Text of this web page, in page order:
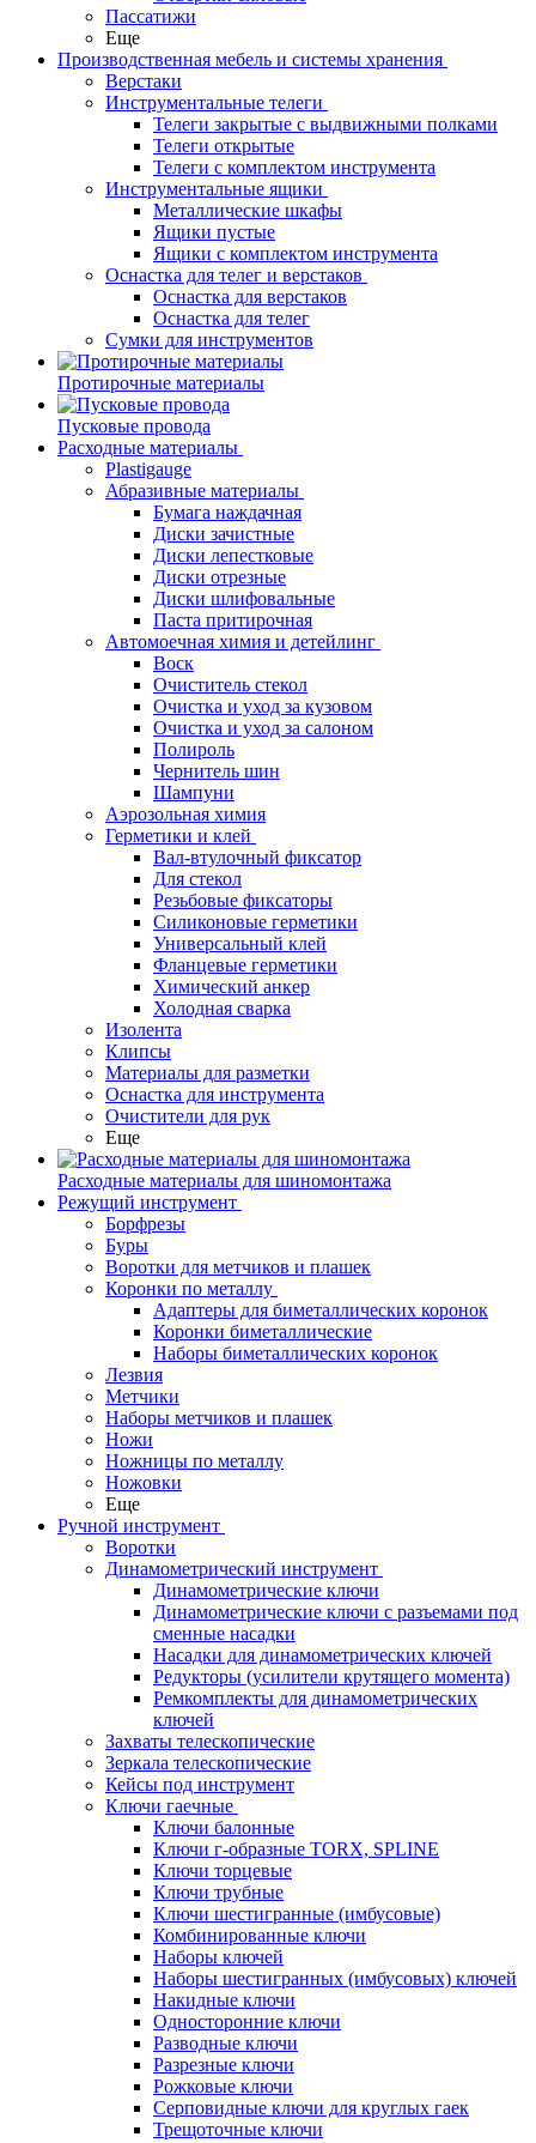
Пассатижи
Еще
Производственная мебель и системы хранения
Верстаки
Инструментальные телеги
Телеги закрытые с выдвижными полками
Телеги открытые
Телеги с комплектом инструмента
Инструментальные ящики
Металлические шкафы
Ящики пустые
Ящики с комплектом инструмента
Оснастка для телег и верстаков
Оснастка для верстаков
Оснастка для телег
Сумки для инструментов
Протирочные материалы
Пусковые провода
Расходные материалы
Plastigauge
Абразивные материалы
Бумага наждачная
Диски зачистные
Диски лепестковые
Диски отрезные
Диски шлифовальные
Паста притирочная
Автомоечная химия и детейлинг
Воск
Очиститель стекол
Очистка и уход за кузовом
Очистка и уход за салоном
Полироль
Чернитель шин
Шампуни
Аэрозольная химия
Герметики и клей
Вал-втулочный фиксатор
Для стекол
Резьбовые фиксаторы
Силиконовые герметики
Универсальный клей
Фланцевые герметики
Химический анкер
Холодная сварка
Изолента
Клипсы
Материалы для разметки
Оснастка для инструмента
Очистители для рук
Еще
Расходные материалы для шиномонтажа
Режущий инструмент
Борфрезы
Буры
Воротки для метчиков и плашек
Коронки по металлу
Адаптеры для биметаллических коронок
Коронки биметаллические
Наборы биметаллических коронок
Лезвия
Метчики
Наборы метчиков и плашек
Ножи
Ножницы по металлу
Ножовки
Еще
Ручной инструмент
Воротки
Динамометрический инструмент
Динамометрические ключи
Динамометрические ключи с разъемами под
сменные насадки
Насадки для динамометрических ключей
Редукторы (усилители крутящего момента)
Ремкомплекты для динамометрических
ключей
Захваты телескопические
Зеркала телескопические
Кейсы под инструмент
Ключи гаечные
Ключи балонные
Ключи г-образные TORX, SPLINE
Ключи торцевые
Ключи трубные
Ключи шестигранные (имбусовые)
Комбинированные ключи
Наборы ключей
Наборы шестигранных (имбусовых) ключей
Накидные ключи
Односторонние ключи
Разводные ключи
Разрезные ключи
Рожковые ключи
Серповидные ключи для круглых гаек
Трещоточные ключи